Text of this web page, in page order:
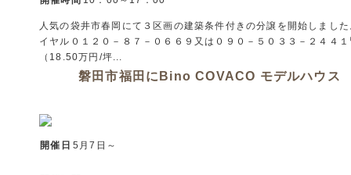
人気の袋井市春岡にて３区画の建築条件付きの分譲を開始しまし
イヤル０１２０－８７－０６６９又は０９０－５０３３－２
（18.50万円/坪...
磐田市福田にBino COVACO モデルハウス
開催日 5月7日～